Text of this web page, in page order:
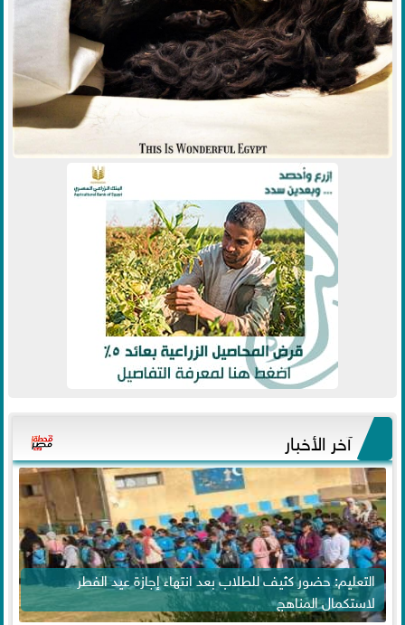
آخر الأخبار
التعليم: حضور كثيف للطلاب بعد انتهاء إجازة عيد الفطر
لاستكمال المناهج